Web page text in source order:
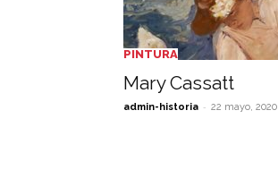
PINTURA
Mary Cassatt
admin-historia - 22 mayo, 2020